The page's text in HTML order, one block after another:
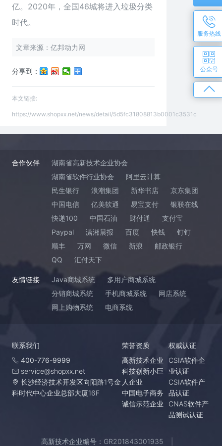
亿。2020年，全国46城将进入垃圾分类
时代。
文章来源：亿邦动力网
分享到：
本文链接:
https://www.shopxx.net/news/detail/5d5fc31808813b0001c3531c
合作伙伴
湖南省高新技术企业协会
湖南省软件行业协会
阿里云计算
民生银行
浪潮集团 新华书店
京东集团
中国电信
亿美软通 易宝支付
银联在线
快递100
中国石油 财付通
支付宝
Paypal
潇湘晨报 百度 快钱
钉钉
顺丰
万网 微信 新浪
邮政银行
QQ
汇付天下
友情链接 Java商城系统
多用户商城系统
分销商城系统
手机商城系统
网店系统
网上购物系统
电商系统
联系我们
400-776-9999
service@shopxx.net
长沙经济技术开发区向阳路1号金
科时代中心企业总部大厦16F
荣誉资质
高新技术企业
科技创新小巨
人企业
中国电子商务
诚信示范企业
权威认证
CSIA软件企
业认证
CSIA软件产
品认证
CNAS软件产
品测试认证
高新技术企业编号：GR201843001935
服务热线
公众号